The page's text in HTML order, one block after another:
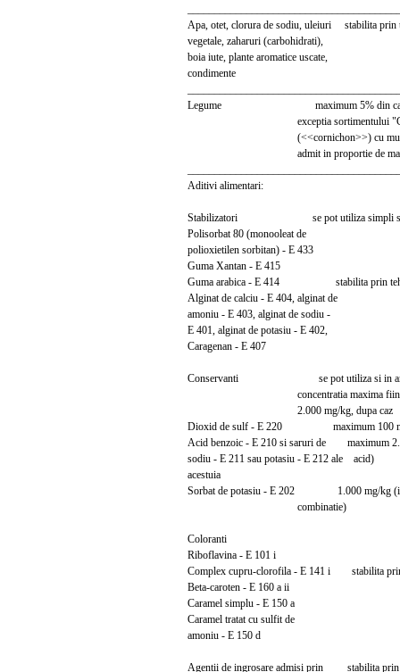
Apa, otet, clorura de sodiu, uleiuri stabilita prin
vegetale, zaharuri (carbohidrati),
boia iute, plante aromatice uscate,
condimente
Legume maximum 5% din
exceptia sortimentului
(<<cornichon>>) cu mustar"
admit in proportie de
Aditivi alimentari:
Stabilizatori se pot utiliza simpli sau
Polisorbat 80 (monooleat de
polioxietilen sorbitan) - E 433
Guma Xantan - E 415
Guma arabica - E 414 stabilita prin
Alginat de calciu - E 404, alginat de
amoniu - E 403, alginat de sodiu -
E 401, alginat de potasiu - E 402,
Caragenan - E 407
Conservanti se pot utiliza si in
concentratia maxima fiind
2.000 mg/kg, dupa caz
Dioxid de sulf - E 220 maximum 100
Acid benzoic - E 210 si saruri de maximum
sodiu - E 211 sau potasiu - E 212 ale acid)
acestuia
Sorbat de potasiu - E 202 1.000 mg/kg
combinatie)
Coloranti
Riboflavina - E 101 i
Complex cupru-clorofila - E 141 i stabilita prin
Beta-caroten - E 160 a ii
Caramel simplu - E 150 a
Caramel tratat cu sulfit de
amoniu - E 150 d
Agentii de ingrosare admisi prin stabilita prin